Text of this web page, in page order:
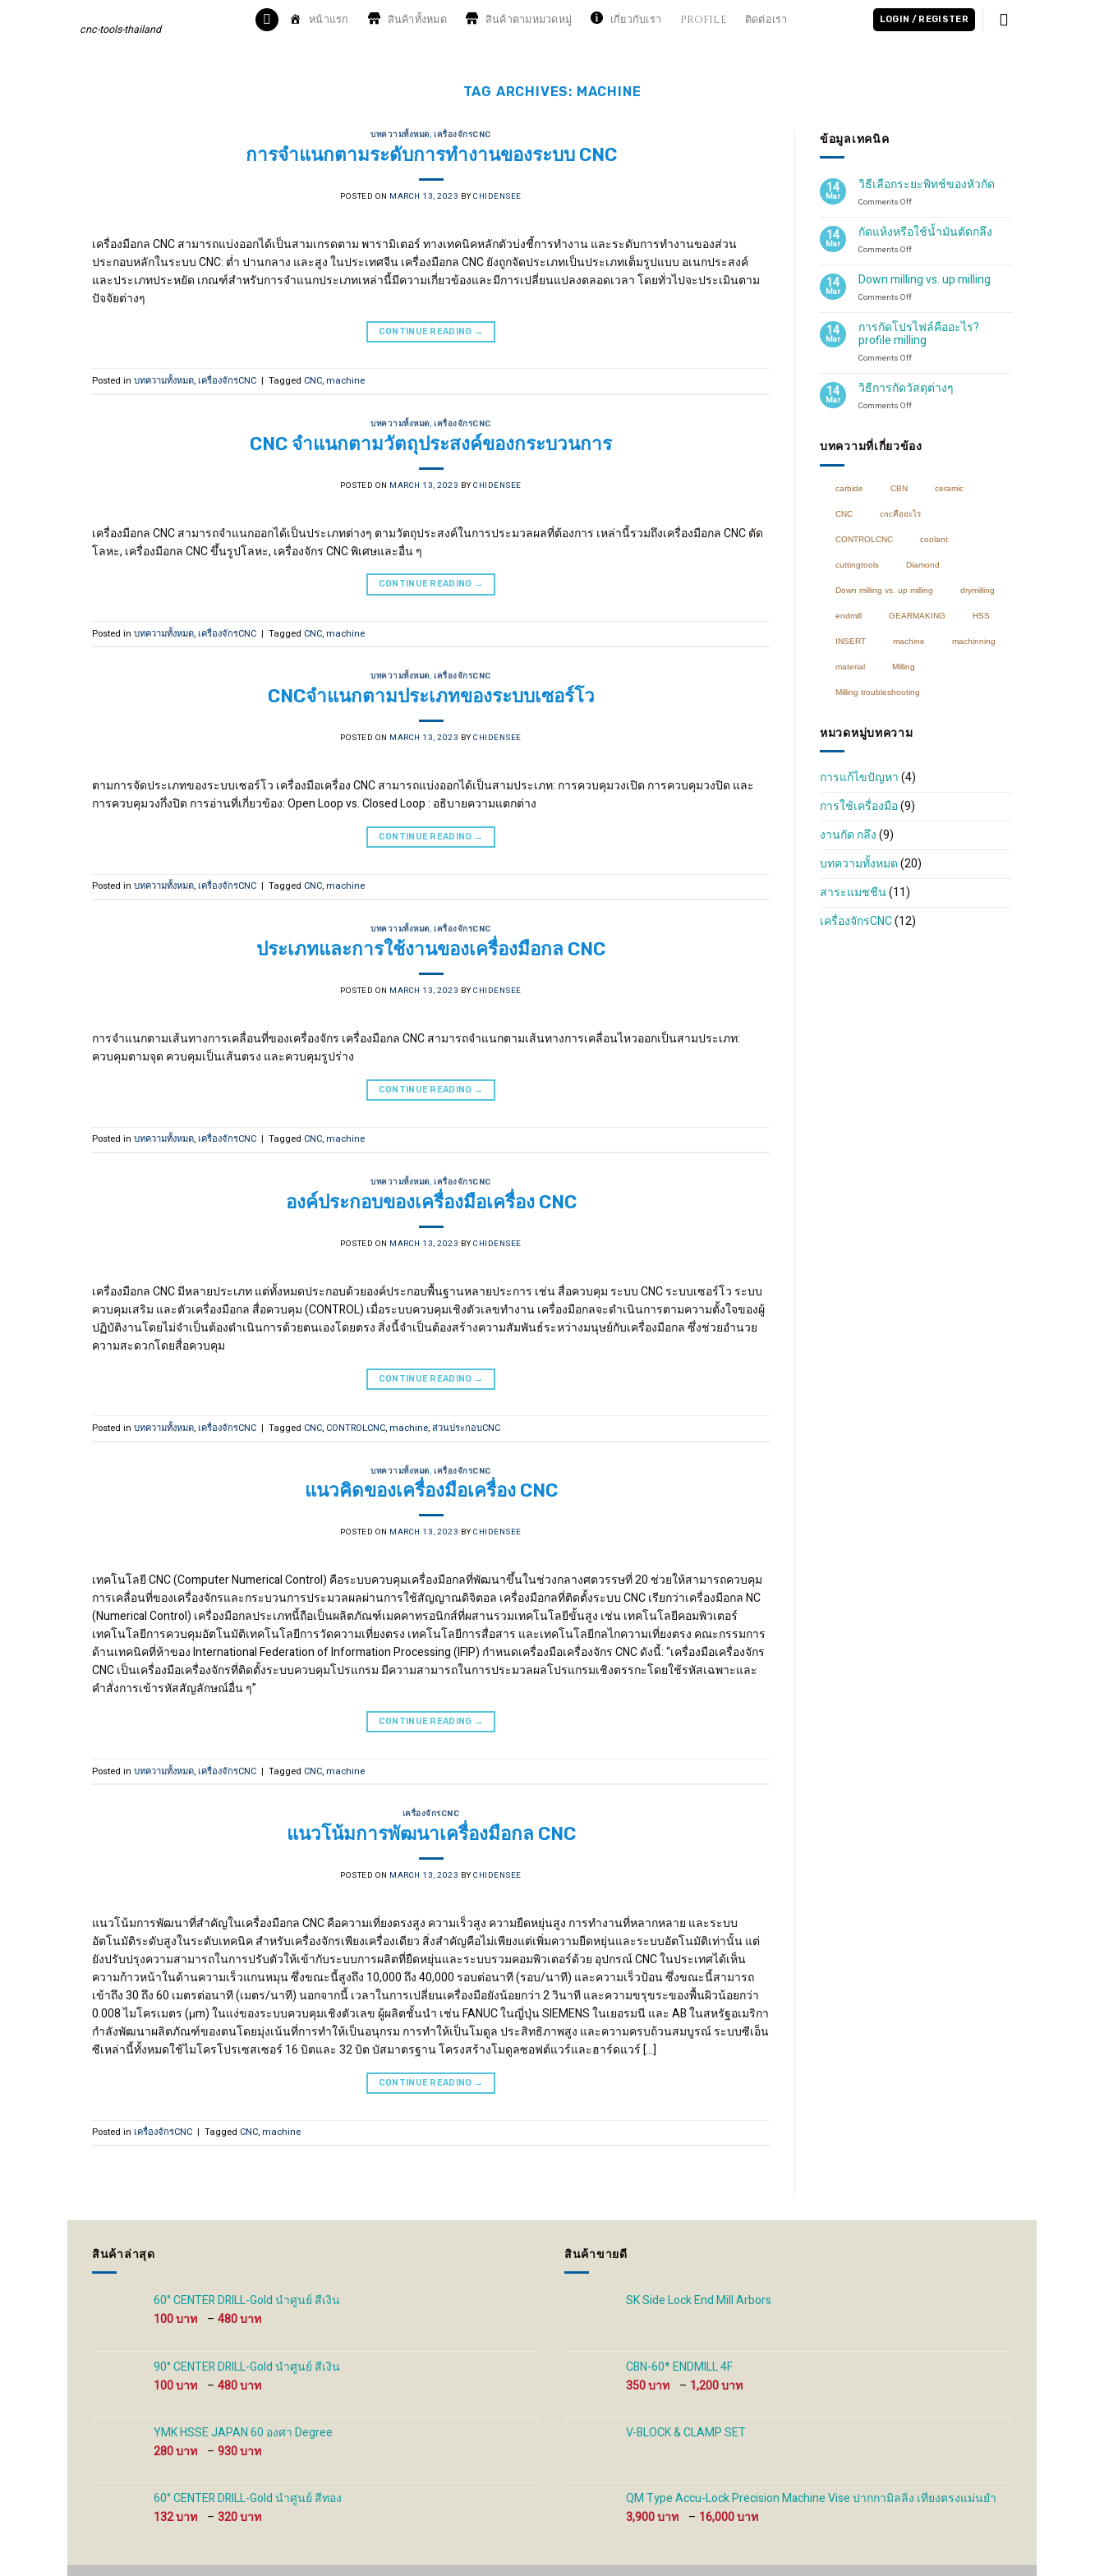
cnc-tools-thailand
หน้าแรก สินค้าทั้งหมด สินค้าตามหมวดหมู่ เกี่ยวกับเรา PROFILE ติดต่อเรา LOGIN / REGISTER
TAG ARCHIVES: MACHINE
บทความทั้งหมด,เครื่องจักรCNC
การจำแนกตามระดับการทำงานของระบบ CNC
POSTED ON MARCH 13, 2023 BYCHIDENSEE
เครื่องมือกล CNC สามารถแบ่งออกได้เป็นสามเกรดตาม พารามิเตอร์ ทางเทคนิคหลักตัวบ่งชี้การทำงาน และระดับการทำงานของส่วน
ประกอบหลักในระบบ CNC: ต่ำ ปานกลาง และสูง ในประเทศจีน เครื่องมือกล CNC ยังถูกจัดประเภทเป็นประเภทเต็มรูปแบบ อเนกประสงค์
และประเภทประหยัด เกณฑ์สำหรับการจำแนกประเภทเหล่านี้มีความเกี่ยวข้องและมีการเปลี่ยนแปลงตลอดเวลา โดยทั่วไปจะประเมินตาม
ปัจจัยต่างๆ
CONTINUE READING →
Posted in บทความทั้งหมด, เครื่องจักรCNC | Tagged CNC,machine
บทความทั้งหมด,เครื่องจักรCNC
CNC จำแนกตามวัตถุประสงค์ของกระบวนการ
POSTED ON MARCH 13, 2023 BYCHIDENSEE
เครื่องมือกล CNC สามารถจำแนกออกได้เป็นประเภทต่างๆ ตามวัตถุประสงค์ในการประมวลผลที่ต้องการ เหล่านี้รวมถึงเครื่องมือกล CNC ตัด
โลหะ, เครื่องมือกล CNC ขึ้นรูปโลหะ, เครื่องจักร CNC พิเศษและอื่น ๆ
CONTINUE READING →
Posted in บทความทั้งหมด, เครื่องจักรCNC | Tagged CNC,machine
บทความทั้งหมด,เครื่องจักรCNC
CNCจำแนกตามประเภทของระบบเซอร์โว
POSTED ON MARCH 13, 2023 BYCHIDENSEE
ตามการจัดประเภทของระบบเซอร์โว เครื่องมือเครื่อง CNC สามารถแบ่งออกได้เป็นสามประเภท: การควบคุมวงเปิด การควบคุมวงปิด และ
การควบคุมวงกึ่งปิด การอ่านที่เกี่ยวข้อง: Open Loop vs. Closed Loop : อธิบายความแตกต่าง
CONTINUE READING →
Posted in บทความทั้งหมด, เครื่องจักรCNC | Tagged CNC,machine
บทความทั้งหมด,เครื่องจักรCNC
ประเภทและการใช้งานของเครื่องมือกล CNC
POSTED ON MARCH 13, 2023 BYCHIDENSEE
การจำแนกตามเส้นทางการเคลื่อนที่ของเครื่องจักร เครื่องมือกล CNC สามารถจำแนกตามเส้นทางการเคลื่อนไหวออกเป็นสามประเภท:
ควบคุมตามจุด ควบคุมเป็นเส้นตรง และควบคุมรูปร่าง
CONTINUE READING →
Posted in บทความทั้งหมด, เครื่องจักรCNC | Tagged CNC,machine
บทความทั้งหมด,เครื่องจักรCNC
องค์ประกอบของเครื่องมือเครื่อง CNC
POSTED ON MARCH 13, 2023 BYCHIDENSEE
เครื่องมือกล CNC มีหลายประเภท แต่ทั้งหมดประกอบด้วยองค์ประกอบพื้นฐานหลายประการ เช่น สื่อควบคุม ระบบ CNC ระบบเซอร์โว ระบบ
ควบคุมเสริม และตัวเครื่องมือกล สื่อควบคุม (CONTROL) เมื่อระบบควบคุมเชิงตัวเลขทำงาน เครื่องมือกลจะดำเนินการตามความตั้งใจของผู้
ปฏิบัติงานโดยไม่จำเป็นต้องดำเนินการด้วยตนเองโดยตรง สิ่งนี้จำเป็นต้องสร้างความสัมพันธ์ระหว่างมนุษย์กับเครื่องมือกล ซึ่งช่วยอำนวย
ความสะดวกโดยสื่อควบคุม
CONTINUE READING →
Posted in บทความทั้งหมด, เครื่องจักรCNC | Tagged CNC, CONTROLCNC,machine,ส่วนประกอบCNC
บทความทั้งหมด,เครื่องจักรCNC
แนวคิดของเครื่องมือเครื่อง CNC
POSTED ON MARCH 13, 2023 BYCHIDENSEE
เทคโนโลยี CNC (Computer Numerical Control) คือระบบควบคุมเครื่องมือกลที่พัฒนาขึ้นในช่วงกลางศตวรรษที่ 20 ช่วยให้สามารถควบคุม
การเคลื่อนที่ของเครื่องจักรและกระบวนการประมวลผลผ่านการใช้สัญญาณดิจิตอล เครื่องมือกลที่ติดตั้งระบบ CNC เรียกว่าเครื่องมือกล NC
(Numerical Control) เครื่องมือกลประเภทนี้ถือเป็นผลิตภัณฑ์เมคคาทรอนิกส์ที่ผสานรวมเทคโนโลยีขั้นสูง เช่น เทคโนโลยีคอมพิวเตอร์
เทคโนโลยีการควบคุมอัตโนมัติเทคโนโลยีการวัดความเที่ยงตรง เทคโนโลยีการสื่อสาร และเทคโนโลยีกลไกความเที่ยงตรง คณะกรรมการ
ด้านเทคนิคที่ห้าของ International Federation of Information Processing (IFIP) กำหนดเครื่องมือเครื่องจักร CNC ดังนี้: “เครื่องมือเครื่องจักร
CNC เป็นเครื่องมือเครื่องจักรที่ติดตั้งระบบควบคุมโปรแกรม มีความสามารถในการประมวลผลโปรแกรมเชิงตรรกะโดยใช้รหัสเฉพาะและ
คำสั่งการเข้ารหัสสัญลักษณ์อื่น ๆ”
CONTINUE READING →
Posted in บทความทั้งหมด, เครื่องจักรCNC | Tagged CNC,machine
เครื่องจักรCNC
แนวโน้มการพัฒนาเครื่องมือกล CNC
POSTED ON MARCH 13, 2023 BYCHIDENSEE
แนวโน้มการพัฒนาที่สำคัญในเครื่องมือกล CNC คือความเที่ยงตรงสูง ความเร็วสูง ความยืดหยุ่นสูง การทำงานที่หลากหลาย และระบบ
อัตโนมัติระดับสูงในระดับเทคนิค สำหรับเครื่องจักรเพียงเครื่องเดียว สิ่งสำคัญคือไม่เพียงแต่เพิ่มความยืดหยุ่นและระบบอัตโนมัติเท่านั้น แต่
ยังปรับปรุงความสามารถในการปรับตัวให้เข้ากับระบบการผลิตที่ยืดหยุ่นและระบบรวมคอมพิวเตอร์ด้วย อุปกรณ์ CNC ในประเทศได้เห็น
ความก้าวหน้าในด้านความเร็วแกนหมุน ซึ่งขณะนี้สูงถึง 10,000 ถึง 40,000 รอบต่อนาที (รอบ/นาที) และความเร็วป้อน ซึ่งขณะนี้สามารถ
เข้าถึง 30 ถึง 60 เมตรต่อนาที (เมตร/นาที) นอกจากนี้ เวลาในการเปลี่ยนเครื่องมือยังน้อยกว่า 2 วินาที และความขรุขระของพื้นผิวน้อยกว่า
0.008 ไมโครเมตร (μm) ในแง่ของระบบควบคุมเชิงตัวเลข ผู้ผลิตชั้นนำ เช่น FANUC ในญี่ปุ่น SIEMENS ในเยอรมนี และ AB ในสหรัฐอเมริกา
กำลังพัฒนาผลิตภัณฑ์ของตนโดยมุ่งเน้นที่การทำให้เป็นอนุกรม การทำให้เป็นโมดูล ประสิทธิภาพสูง และความครบถ้วนสมบูรณ์ ระบบซีเอ็น
ซีเหล่านี้ทั้งหมดใช้ไมโครโปรเซสเซอร์ 16 บิตและ 32 บิต บัสมาตรฐาน โครงสร้างโมดูลซอฟต์แวร์และฮาร์ดแวร์ […]
CONTINUE READING →
Posted in เครื่องจักรCNC | Tagged CNC,machine
ข้อมูลเทคนิค
14
Mar
วิธีเลือกระยะพิทช์ของหัวกัด
Comments Offon
เลือก
ระ
ยะ
ของ
หัว
กัด
14
Mar
กัดแห้งหรือใช้น้ำมันตัดกลึง
Comments Offon
หรือ
ใช้
ตัด
กลึง
14
Mar
Down milling vs. up milling
Comments Offon
milling
vs.
up
milling
14
Mar
การกัดโปรไฟล์คืออะไร?
profile milling
Comments Offon
กัด
โปรไฟล์
คือ
milling
14
Mar
วิธีการกัดวัสดุต่างๆ
Comments Offon
กัด
บทความที่เกี่ยวข้อง
carbide CBN ceramic
CNC cncคืออะไร
CONTROLCNC coolant
cuttingtools Diamond
Down milling vs. up milling drymilling
endmill GEARMAKING HSS
INSERT machine machinning
material Milling
Milling troubleshooting
หมวดหมู่บทความ
การแก้ไขปัญหา(4)
การใช้เครื่องมือ(9)
งานกัด กลึง(9)
บทความทั้งหมด(20)
สาระแมชชีน(11)
เครื่องจักรCNC(12)
สินค้าล่าสุด
60° CENTER DRILL-Gold นำศูนย์ สีเงิน
100
– 480
100 ฿
through
480 ฿
90° CENTER DRILL-Gold นำศูนย์ สีเงิน
100
– 480
100 ฿
through
YMK HSSE JAPAN 60 องศา Degree
280
– 930
280 ฿
through
930 ฿
60° CENTER DRILL-Gold นำศูนย์ สีทอง
132
– 320
through
สินค้าขายดี
SK Side Lock End Mill Arbors
CBN-60* ENDMILL 4F
350
– 1,200
350 ฿
V-BLOCK & CLAMP SET
QM Type Accu-Lock Precision Machine Vise ปากกามิลลิ่ง เที่ยงตรงแม่นยำ
3,900
– 16,000
through